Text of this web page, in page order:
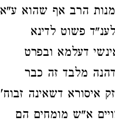
הרב אף שהוא ע"א
פשוט לדינא
דעלמא ובפרט
מלבד זה כבר
איסורא דשאינה זבוח'
א"ש מומחים הם